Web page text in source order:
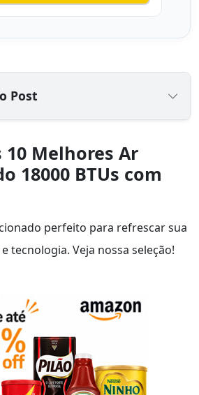
Post
10 Melhores Ar
18000 BTUs com
perfeito para refrescar sua
tecnologia. Veja nossa seleção!